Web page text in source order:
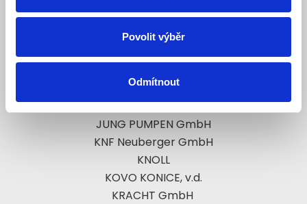
Povolit výběr
Odmítnout
CHIARAVALLI
ITT Bornemann GmbH
IWAKI CO.
JUNG PUMPEN GmbH
KNF Neuberger GmbH
KNOLL
KOVO KONICE, v.d.
KRACHT GmbH